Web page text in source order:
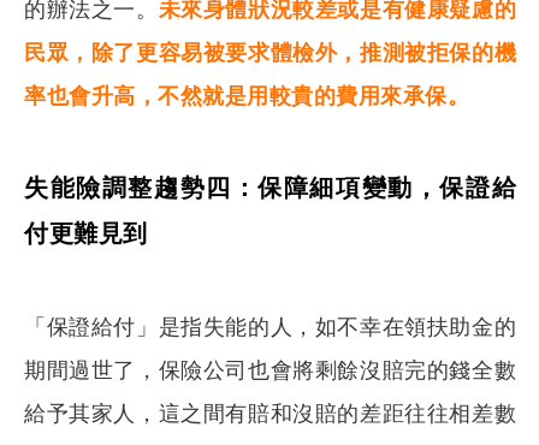
的辦法之一。 未來身體狀況較差或是有健康疑慮的
民眾，除了更容易被要求體檢外，推測被拒保的機
率也會升高，不然就是用較貴的費用來承保。
失能險調整趨勢四：保障細項變動，保證給
付更難見到
「保證給付」是指失能的人，如不幸在領扶助金的
期間過世了，保險公司也會將剩餘沒賠完的錢全數
給予其家人，這之間有賠和沒賠的差距往往相差數